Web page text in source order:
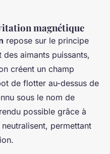
magnétique
repose sur le principe
des aimants puissants,
créent un champ
de flotter au-dessus de
sous le nom de
possible grâce à
permettant